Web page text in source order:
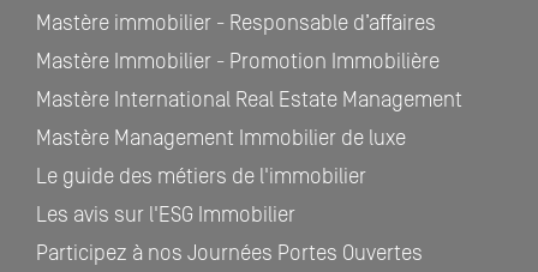
Mastère immobilier - Responsable d’affaires
Mastère Immobilier - Promotion Immobilière
Mastère International Real Estate Management
Mastère Management Immobilier de luxe
Le guide des métiers de l'immobilier
Les avis sur l'ESG Immobilier
Participez à nos Journées Portes Ouvertes